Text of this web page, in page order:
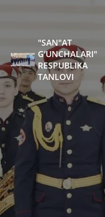
"SAN"AT
G'UNCHALARI"
RESPUBLIKA
TANLOVI